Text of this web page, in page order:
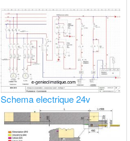
Schema electrique 24v